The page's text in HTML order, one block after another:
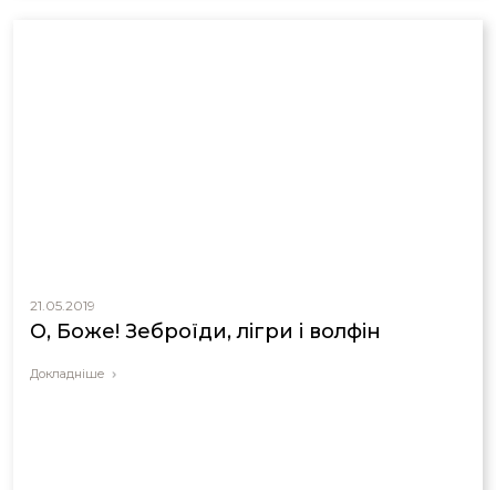
21.05.2019
О, Боже! Зеброїди, лігри і волфін
Докладніше